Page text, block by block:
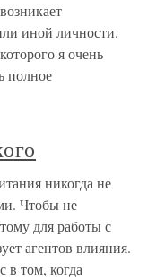
иной личности.
я очень
полное
никогда не
Чтобы не
для работы с
агентов влияния.
в том, когда